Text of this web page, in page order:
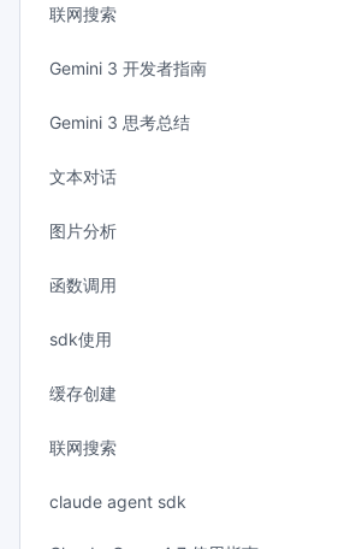
联网搜索
Gemini 3 开发者指南
Gemini 3 思考总结
文本对话
图片分析
函数调用
sdk使用
缓存创建
联网搜索
claude agent sdk